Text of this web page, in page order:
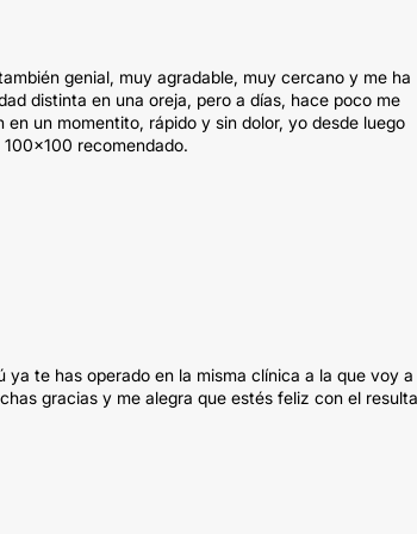
genial, muy agradable, muy cercano y me ha
distinta en una oreja, pero a días, hace poco me
un momentito, rápido y sin dolor, yo desde luego
recomendado.
te has operado en la misma clínica a la que voy a
gracias y me alegra que estés feliz con el